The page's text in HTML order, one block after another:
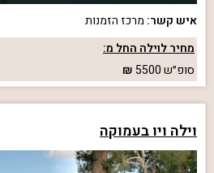
איש קשר: מרכז הזמנות
מחיר לוילה החל מ:
סופ״ש5500
וילה ויו בעמוקה